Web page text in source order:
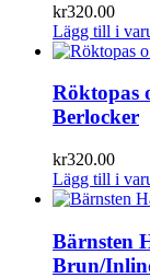
kr320.00
Lägg till i
Röktopas
Berlocker
kr320.00
Lägg till i
Bärnsten
Brun/